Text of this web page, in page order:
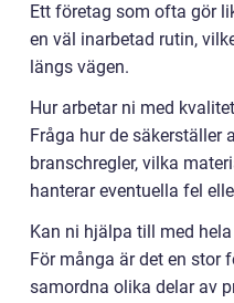
Ett företag som ofta gör
en väl inarbetad rutin,
längs vägen.
Hur arbetar ni med
Fråga hur de säkerställer
branschregler, vilka
hanterar eventuella fel
Kan ni hjälpa till med
För många är det en stor
samordna olika delar av